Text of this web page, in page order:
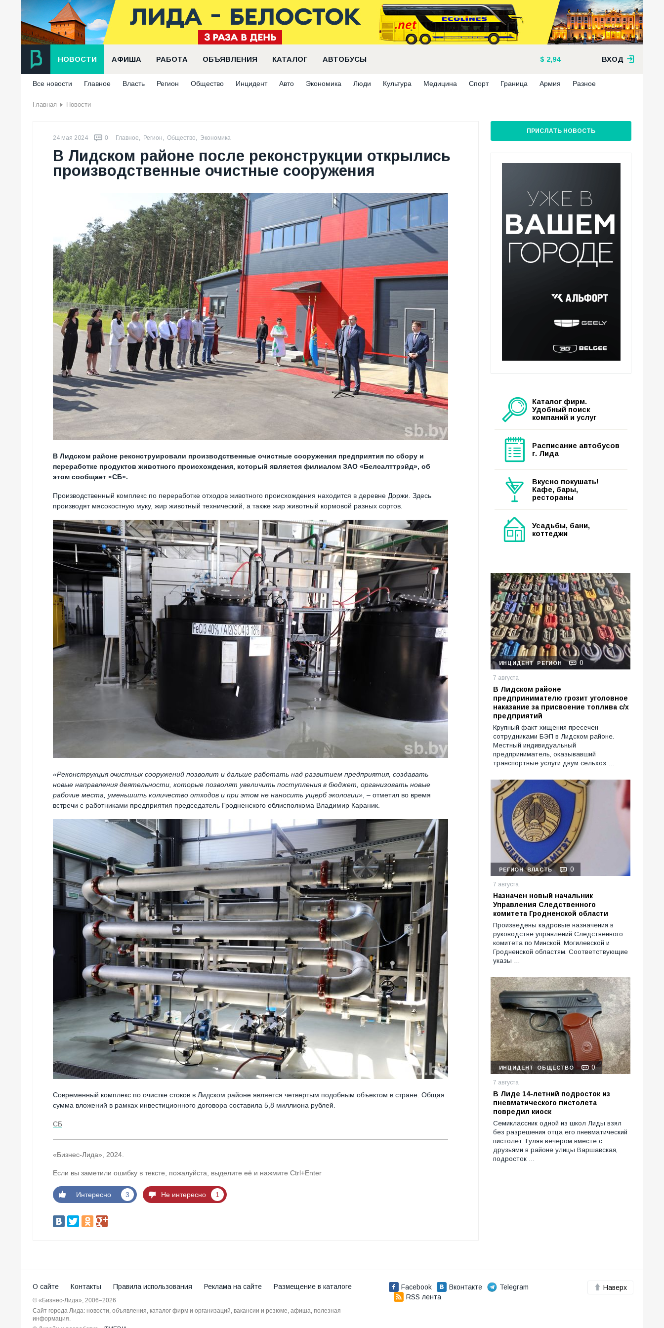
НОВОСТИ АФИША РАБОТА ОБЪЯВЛЕНИЯ КАТАЛОГ АВТОБУСЫ 2,94 ВХОД
Все новости Главное Власть Регион Общество Инцидент Авто Экономика Люди Культура Медицина Спорт Граница Армия Разное
Главная Новости
24 мая 2024 0 Главное, Регион, Общество, Экономика
В Лидском районе после реконструкции открылись
производственные очистные сооружения
В Лидском районе реконструировали производственные очистные сооружения предприятия по сбору и
переработке продуктов животного происхождения, который является филиалом ЗАО «Белсалттрэйд», об
этом сообщает «СБ».
Производственный комплекс по переработке отходов животного происхождения находится в деревне Доржи. Здесь
производят мясокостную муку, жир животный технический, а также жир животный кормовой разных сортов.
«Реконструкция очистных сооружений позволит и дальше работать над развитием предприятия, создавать
новые направления деятельности, которые позволят увеличить поступления в бюджет, организовать новые
рабочие места, уменьшить количество отходов и при этом не наносить ущерб экологии» , – отметил во время
встречи с работниками предприятия председатель Гродненского облисполкома Владимир Караник.
Современный комплекс по очистке стоков в Лидском районе является четвертым подобным объектом в стране. Общая
сумма вложений в рамках инвестиционного договора составила 5,8 миллиона рублей.
СБ
«Бизнес-Лида», 2024.
Если вы заметили ошибку в тексте, пожалуйста, выделите её и нажмите Ctrl+Enter
Интересно 3 Не интересно 1
ПРИСЛАТЬ НОВОСТЬ
Каталог фирм.
Удобный поиск
компаний и услуг
Расписание автобусов
г. Лида
Вкусно покушать!
Кафе, бары,
рестораны
Усадьбы, бани,
коттеджи
ИНЦИДЕНТ РЕГИОН 0
7 августа
В Лидском районе
предпринимателю грозит уголовное
наказание за присвоение топлива с/х
предприятий
Крупный факт хищения пресечен
сотрудниками БЭП в Лидском районе.
Местный индивидуальный
предприниматель, оказывавший
транспортные услуги двум сельхоз …
РЕГИОН ВЛАСТЬ 0
7 августа
Назначен новый начальник
Управления Следственного
комитета Гродненской области
Произведены кадровые назначения в
руководстве управлений Следственного
комитета по Минской, Могилевской и
Гродненской областям. Соответствующие
указы …
ИНЦИДЕНТ ОБЩЕСТВО 0
7 августа
В Лиде 14-летний подросток из
пневматического пистолета
повредил киоск
Семиклассник одной из школ Лиды взял
без разрешения отца его пневматический
пистолет. Гуляя вечером вместе с
друзьями в районе улицы Варшавская,
подросток …
О сайте Контакты Правила использования Реклама на сайте Размещение в каталоге
© «Бизнес-Лида», 2006–2026
Сайт города Лида: новости, объявления, каталог фирм и организаций, вакансии и резюме, афиша, полезная
информация.
Facebook Вконтакте
Telegram
RSS лента
Наверх